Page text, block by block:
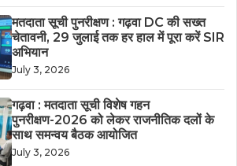
मतदाता सूची पुनरीक्षण : गढ़वा DC की सख्त
चेतावनी, 29 जुलाई तक हर हाल में पूरा करें SIR
अभियान
July 3, 2026
गढ़वा : मतदाता सूची विशेष गहन
पुनरीक्षण-2026 को लेकर राजनीतिक दलों के
साथ समन्वय बैठक आयोजित
July 3, 2026